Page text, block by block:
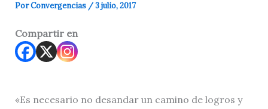
PorConvergencias /3 julio, 2017
Compartir en
«Es necesario no desandar un camino de logros y